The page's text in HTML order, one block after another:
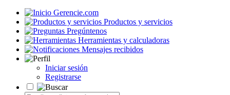
Gerencie.com
Productos y servicios
Pregúntenos
Herramientas y calculadoras
Mensajes recibidos
Iniciar sesión
Registrarse